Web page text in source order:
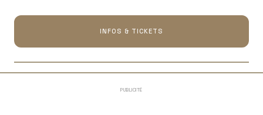
INFOS & TICKETS
PUBLICITÉ